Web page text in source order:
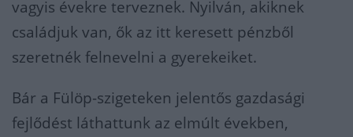
vagyis évekre terveznek. Nyilván, akiknek
családjuk van, ők az itt keresett pénzből
szeretnék felnevelni a gyerekeiket.
Bár a Fülöp-szigeteken jelentős gazdasági
fejlődést láthattunk az elmúlt években,